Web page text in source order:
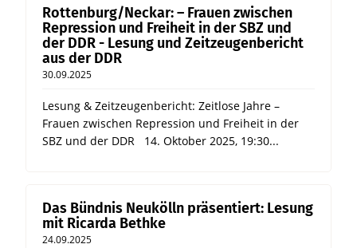
Rottenburg/Neckar: – Frauen zwischen
Repression und Freiheit in der SBZ und
der DDR - Lesung und Zeitzeugenbericht
aus der DDR
30.09.2025
Lesung & Zeitzeugenbericht: Zeitlose Jahre –
Frauen zwischen Repression und Freiheit in der
SBZ und der DDR 14. Oktober 2025, 19:30...
Das Bündnis Neukölln präsentiert: Lesung
mit Ricarda Bethke
24.09.2025